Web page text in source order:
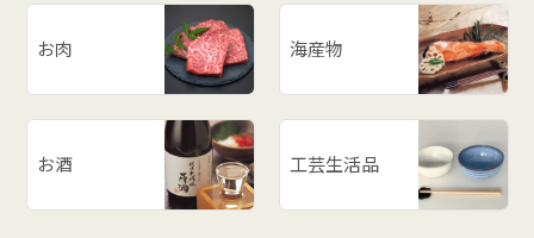
お肉 海産物
お酒 工芸生活品